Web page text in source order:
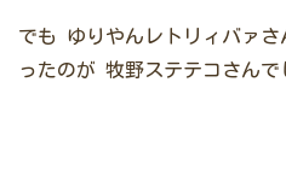
でも ゆりやんレトリィバァさ
ったのが 牧野ステテコさんで